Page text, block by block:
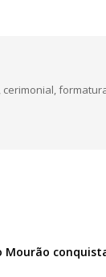
Mourão